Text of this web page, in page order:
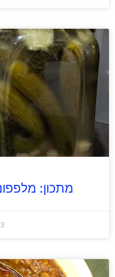
מתכון:
3 באפריל 2026